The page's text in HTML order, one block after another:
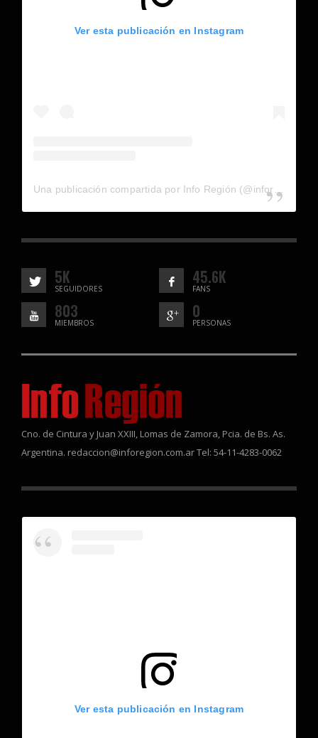
Ver esta publicación en Instagram
Una publicación compartida por Info Región (@inforegion_redes)
5K
SEGUIDORES
45.6K
FANS
803
MIEMBROS
0
PERSONAS
Cno. de Cintura y Juan XXIII, Lomas de Zamora, Pcia. de Bs. As.
Argentina. redaccion@inforegion.com.ar Tel: 54-11-4283-0062
Ver esta publicación en Instagram